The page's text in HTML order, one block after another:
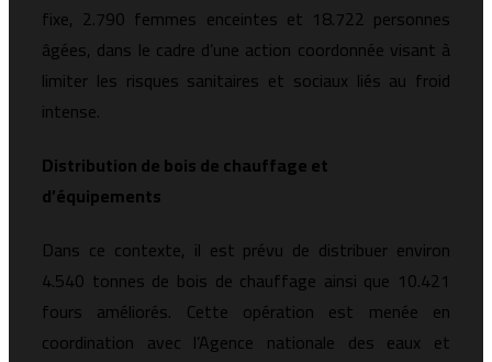
fixe, 2.790 femmes enceintes et 18.722 personnes
âgées, dans le cadre d’une action coordonnée visant à
limiter les risques sanitaires et sociaux liés au froid
intense.
Distribution de bois de chauffage et
d’équipements
Dans ce contexte, il est prévu de distribuer environ
4.540 tonnes de bois de chauffage ainsi que 10.421
fours améliorés. Cette opération est menée en
coordination avec l’Agence nationale des eaux et